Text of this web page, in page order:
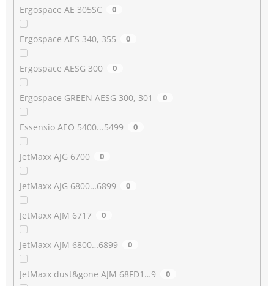
Ergospace AE 305SC 0
Ergospace AES 340, 355 0
Ergospace AESG 300 0
Ergospace GREEN AESG 300, 301 0
Essensio AEO 5400...5499 0
JetMaxx AJG 6700 0
JetMaxx AJG 6800…6899 0
JetMaxx AJM 6717 0
JetMaxx AJM 6800…6899 0
JetMaxx dust&gone AJM 68FD1…9 0